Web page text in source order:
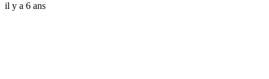
il y a 6 ans